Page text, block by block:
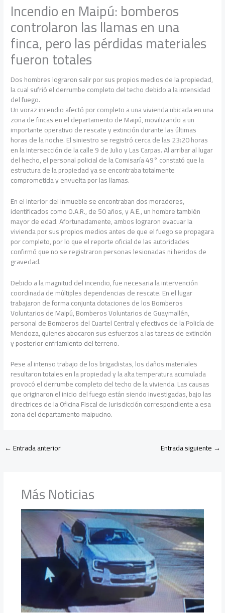
Incendio en Maipú: bomberos
controlaron las llamas en una
finca, pero las pérdidas materiales
fueron totales
Dos hombres lograron salir por sus propios medios de la propiedad,
la cual sufrió el derrumbe completo del techo debido a la intensidad
del fuego.
Un voraz incendio afectó por completo a una vivienda ubicada en una
zona de fincas en el departamento de Maipú, movilizando a un
importante operativo de rescate y extinción durante las últimas
horas de la noche. El siniestro se registró cerca de las 23:20 horas
en la intersección de la calle 9 de Julio y Las Carpas. Al arribar al lugar
del hecho, el personal policial de la Comisaría 49° constató que la
estructura de la propiedad ya se encontraba totalmente
comprometida y envuelta por las llamas.
En el interior del inmueble se encontraban dos moradores,
identificados como O.A.R., de 50 años, y A.E., un hombre también
mayor de edad. Afortunadamente, ambos lograron evacuar la
vivienda por sus propios medios antes de que el fuego se propagara
por completo, por lo que el reporte oficial de las autoridades
confirmó que no se registraron personas lesionadas ni heridos de
gravedad.
Debido a la magnitud del incendio, fue necesaria la intervención
coordinada de múltiples dependencias de rescate. En el lugar
trabajaron de forma conjunta dotaciones de los Bomberos
Voluntarios de Maipú, Bomberos Voluntarios de Guaymallén,
personal de Bomberos del Cuartel Central y efectivos de la Policía de
Mendoza, quienes abocaron sus esfuerzos a las tareas de extinción
y posterior enfriamiento del terreno.
Pese al intenso trabajo de los brigadistas, los daños materiales
resultaron totales en la propiedad y la alta temperatura acumulada
provocó el derrumbe completo del techo de la vivienda. Las causas
que originaron el inicio del fuego están siendo investigadas, bajo las
directrices de la Oficina Fiscal de Jurisdicción correspondiente a esa
zona del departamento maipucino.
←Entrada anterior Entrada siguiente →
Más Noticias